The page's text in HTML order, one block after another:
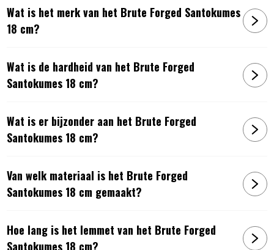
Wat is het merk van het Brute Forged Santokumes
18 cm?
Wat is de hardheid van het Brute Forged
Santokumes 18 cm?
Wat is er bijzonder aan het Brute Forged
Santokumes 18 cm?
Van welk materiaal is het Brute Forged
Santokumes 18 cm gemaakt?
Hoe lang is het lemmet van het Brute Forged
Santokumes 18 cm?